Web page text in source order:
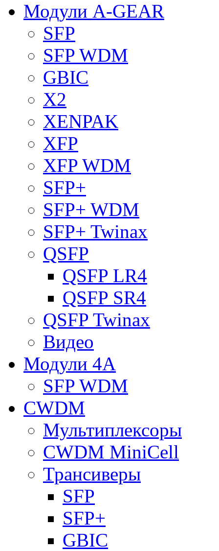
Модули A-GEAR
SFP
SFP WDM
GBIC
X2
XENPAK
XFP
XFP WDM
SFP+
SFP+ WDM
SFP+ Twinax
QSFP
QSFP LR4
QSFP SR4
QSFP Twinax
Видео
Модули 4A
SFP WDM
CWDM
Мультиплексоры
CWDM MiniCell
Трансиверы
SFP
SFP+
GBIC